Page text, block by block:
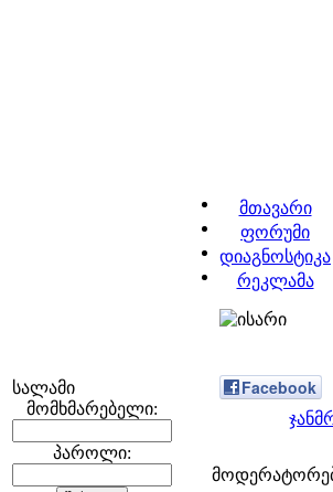
მთავარი
ფორუმი
დიაგნოსტიკა
რეკლამა
სალამი
მომხმარებელი:
პაროლი:
Facebook